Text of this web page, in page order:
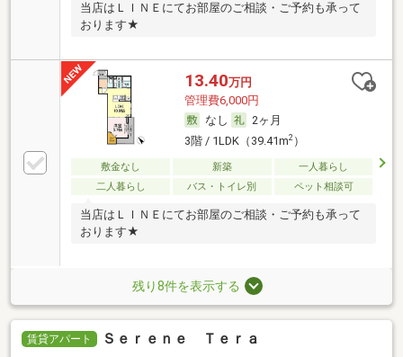
当店はＬＩＮＥにてお部屋のご相談・ご予約も承って
おります★
13.40万円
管理費6,000円
なし
2ヶ月
3階 / 1LDK（39.41m2）
敷金なし 新築
一人暮らし
二人暮らし
バス・トイレ別 ペット相談可
当店はＬＩＮＥにてお部屋のご相談・ご予約も承って
おります★
残り8件を表示する
賃貸アパート Ｓｅｒｅｎｅ Ｔｅｒａ